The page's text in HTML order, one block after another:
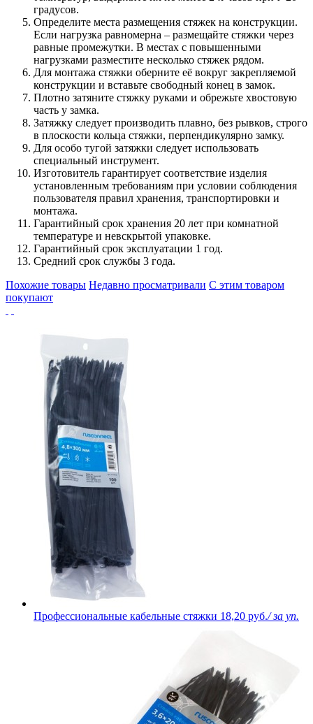
градусов.
Определите места размещения стяжек на конструкции.
Если нагрузка равномерна – размещайте стяжки через
равные промежутки. В местах с повышенными
нагрузками разместите несколько стяжек рядом.
Для монтажа стяжки оберните её вокруг закрепляемой
конструкции и вставьте свободный конец в замок.
Плотно затяните стяжку руками и обрежьте хвостовую
часть у замка.
Затяжку следует производить плавно, без рывков, строго
в плоскости кольца стяжки, перпендикулярно замку.
Для особо тугой затяжки следует использовать
специальный инструмент.
Изготовитель гарантирует соответствие изделия
установленным требованиям при условии соблюдения
пользователя правил хранения, транспортировки и
монтажа.
Гарантийный срок хранения 20 лет при комнатной
температуре и невскрытой упаковке.
Гарантийный срок эксплуатации 1 год.
Средний срок службы 3 года.
Похожие товары Недавно просматривали С этим товаром
покупают
Профессиональные кабельные стяжки 18,20 руб./ за уп.